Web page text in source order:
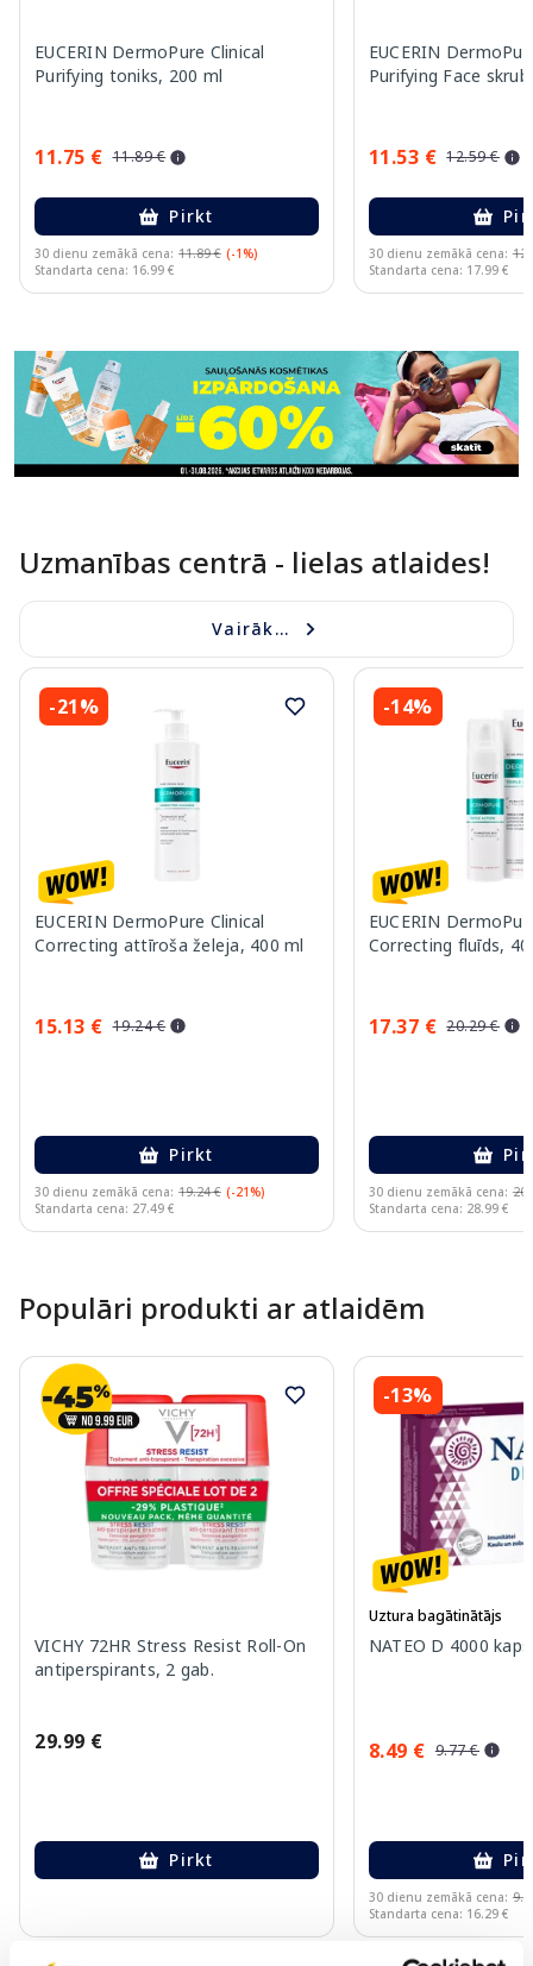
EUCERIN DermoPure Clinical
Purifying toniks, 200 ml
11.75 € 11.89 €
Pirkt
30 dienu zemākā cena: 11.89 € (-1%)
Standarta cena: 16.99 €
EUCERIN
Purifying Face
11.53 € 12.59 €
30 dienu zemākā cena:
Standarta cena: 17.99 €
Uzmanības centrā - lielas atlaides!
Vairāk...
-21%
EUCERIN DermoPure Clinical
Correcting attīroša želeja, 400 ml
15.13 € 19.24 €
Pirkt
30 dienu zemākā cena: 19.24 € (-21%)
Standarta cena: 27.49 €
-14%
EUCERIN
Correcting fluīds,
17.37 € 20.29 €
30 dienu zemākā cena:
Standarta cena: 28.99 €
Populāri produkti ar atlaidēm
VICHY 72HR Stress Resist Roll-On
antiperspirants, 2 gab.
29.99 €
Pirkt
-13%
Uztura bagātinātājs
NATEO D 4000
8.49 € 9.77 €
30 dienu zemākā cena:
Standarta cena: 16.29 €